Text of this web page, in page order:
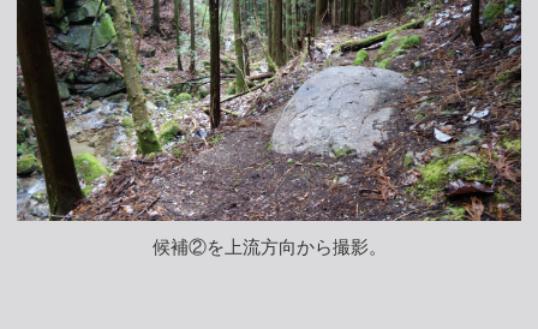
候補②を上流方向から撮影。